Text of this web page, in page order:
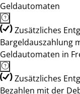
Geldautomaten
Zusätzliches
Bargeldauszahlung
Geldautomaten in
Zusätzliches
Bezahlen mit der